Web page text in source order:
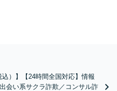
込）】【24時間全国対応】情報
会い系サクラ詐欺／コンサル詐